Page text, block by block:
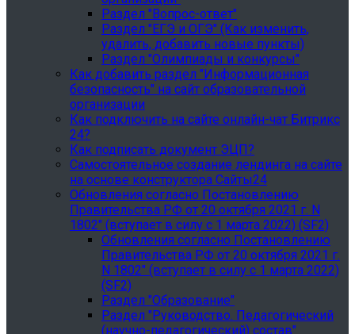
Раздел "Вопрос-ответ"
Раздел "ЕГЭ и ОГЭ" (Как изменить,
удалить, добавить новые пункты)
Раздел "Олимпиады и конкурсы"
Как добавить раздел "Информационная
безопасность" на сайт образовательной
организации
Как подключить на сайте онлайн-чат Битрикс
24?
Как подписать документ ЭЦП?
Самостоятельное создание лендинга на сайте
на основе конструктора Сайты24
Обновления согласно Постановлению
Правительства РФ от 20 октября 2021 г. N
1802" (вступает в силу с 1 марта 2022) (SF2)
Обновления согласно Постановлению
Правительства РФ от 20 октября 2021 г.
N 1802" (вступает в силу с 1 марта 2022)
(SF2)
Раздел "Образование"
Раздел "Руководство. Педагогический
(научно-педагогический) состав"